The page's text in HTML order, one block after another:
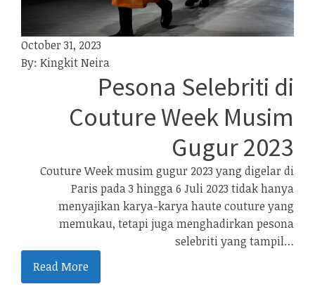
October 31, 2023
By: Kingkit Neira
Pesona Selebriti di
Couture Week Musim
Gugur 2023
Couture Week musim gugur 2023 yang digelar di
Paris pada 3 hingga 6 Juli 2023 tidak hanya
menyajikan karya-karya haute couture yang
memukau, tetapi juga menghadirkan pesona
selebriti yang tampil…
Read More